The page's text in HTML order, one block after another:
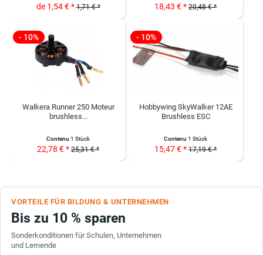
de 1,54 € * 1,71 € * 18,43 € * 20,48 € *
- 10%
Walkera Runner 250 Moteur
brushless...
Contenu 1 Stück
22,78 € * 25,31 € *
- 10%
Hobbywing SkyWalker 12AE
Brushless ESC
Contenu 1 Stück
15,47 € * 17,19 € *
VORTEILE FÜR BILDUNG & UNTERNEHMEN
Bis zu 10 % sparen
Sonderkonditionen für Schulen, Unternehmen
und Lernende